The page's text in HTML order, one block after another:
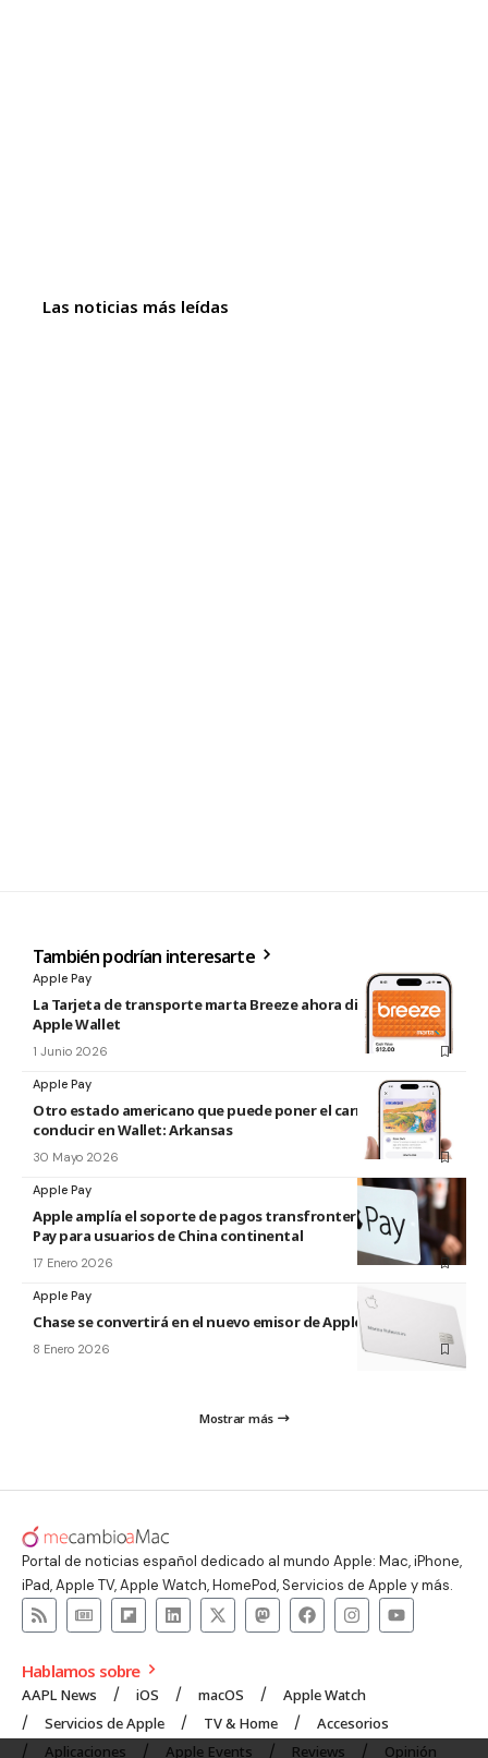
Las noticias más leídas
También podrían interesarte
Apple Pay
La Tarjeta de transporte marta Breeze ahora disponible en
Apple Wallet
1 Junio 2026
Apple Pay
Otro estado americano que puede poner el carnet de
conducir en Wallet: Arkansas
30 Mayo 2026
Apple Pay
Apple amplía el soporte de pagos transfronterizos de Apple
Pay para usuarios de China continental
17 Enero 2026
Apple Pay
Chase se convertirá en el nuevo emisor de Apple Card
8 Enero 2026
Mostrar más
Portal de noticias español dedicado al mundo Apple: Mac, iPhone,
iPad, Apple TV, Apple Watch, HomePod, Servicios de Apple y más.
Hablamos sobre
AAPL News iOS macOS
Apple Watch
Servicios de Apple
TV & Home
Accesorios
Aplicaciones
Apple Events Reviews Opinión